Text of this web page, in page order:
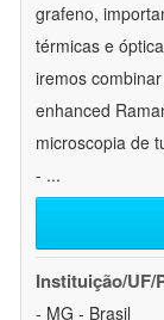
grafeno,
térmicas e
iremos
enhanced
microscopia de
- ...
Instituição/UF/
- MG - Brasil